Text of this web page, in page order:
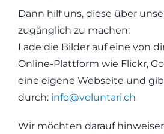
Dann hilf uns, diese über
zugänglich zu machen:
Lade die Bilder auf eine von
Online-Plattform wie Flickr,
eine eigene Webseite und
durch: info@voluntari.ch
Wir möchten darauf